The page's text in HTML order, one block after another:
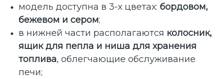
модель доступна в 3-х цветах: бордовом,
бежевом и сером;
в нижней части располагаются колосник,
ящик для пепла и ниша для хранения
топлива, облегчающие обслуживание
печи;